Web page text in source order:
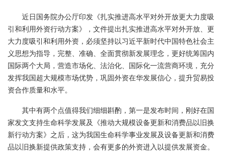
近日国务院办公厅印发《扎实推进高水平对外开放更大力度吸
引和利用外资行动方案》，文件提出扎实推进高水平对外开放、更
大力度吸引和利用外资，必须坚持以习近平新时代中国特色社会主
义思想为指导，完整、准确、全面贯彻新发展理念，更好统筹国内
国际两个大局，营造市场化、法治化、国际化一流营商环境，充分
发挥我国超大规模市场优势，巩固外资在华发展信心，提升贸易投
资合作质量和水平。
其中有两个点值得我们细细斟酌，第一是发布时间，刚好在国
家发文支持生命科学发展及《推动大规模设备更新和消费品以旧换
新行动方案》之后，这为我国生命科学事业发展及设备更新和消费
品以旧换新提供政策支持，会有更多的外资进入以提供发展资金。